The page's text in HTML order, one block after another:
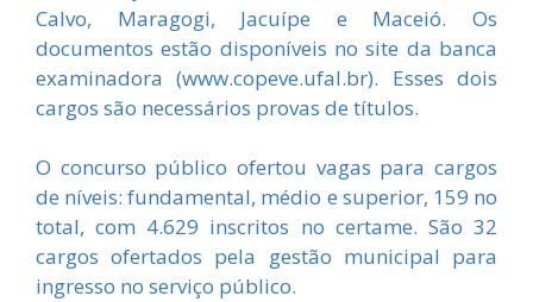
Calvo, Maragogi, Jacuípe e Maceió. Os
documentos estão disponíveis no site da banca
examinadora (www.copeve.ufal.br). Esses dois
cargos são necessários provas de títulos.
O concurso público ofertou vagas para cargos
de níveis: fundamental, médio e superior, 159 no
total, com 4.629 inscritos no certame. São 32
cargos ofertados pela gestão municipal para
ingresso no serviço público.